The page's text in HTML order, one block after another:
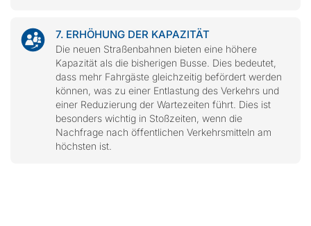
7. ERHÖHUNG DER KAPAZITÄT
Die neuen Straßenbahnen bieten eine höhere
Kapazität als die bisherigen Busse. Dies bedeutet,
dass mehr Fahrgäste gleichzeitig befördert werden
können, was zu einer Entlastung des Verkehrs und
einer Reduzierung der Wartezeiten führt. Dies ist
besonders wichtig in Stoßzeiten, wenn die
Nachfrage nach öffentlichen Verkehrsmitteln am
höchsten ist.